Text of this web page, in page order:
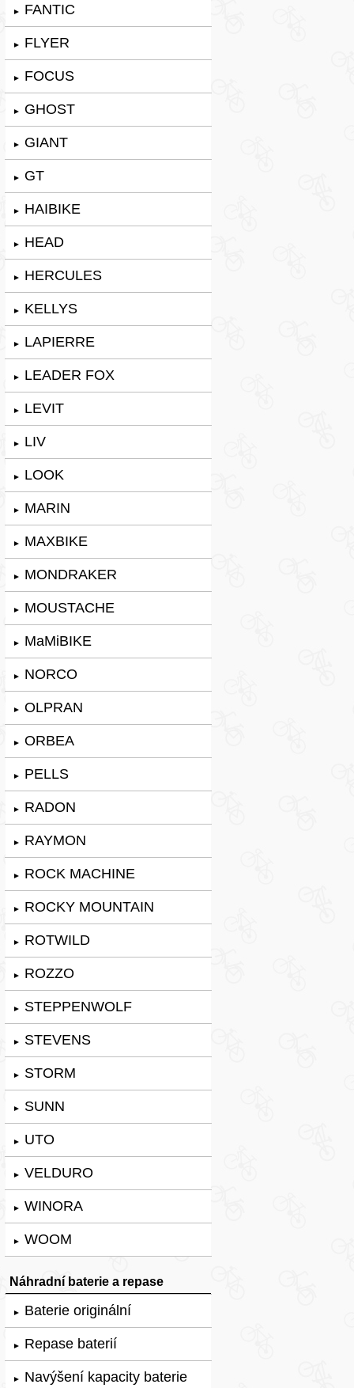
► FANTIC
► FLYER
► FOCUS
► GHOST
► GIANT
► GT
► HAIBIKE
► HEAD
► HERCULES
► KELLYS
► LAPIERRE
► LEADER FOX
► LEVIT
► LIV
► LOOK
► MARIN
► MAXBIKE
► MONDRAKER
► MOUSTACHE
► MaMiBIKE
► NORCO
► OLPRAN
► ORBEA
► PELLS
► RADON
► RAYMON
► ROCK MACHINE
► ROCKY MOUNTAIN
► ROTWILD
► ROZZO
► STEPPENWOLF
► STEVENS
► STORM
► SUNN
► UTO
► VELDURO
► WINORA
► WOOM
Náhradní baterie a repase
► Baterie originální
► Repase baterií
► Navýšení kapacity baterie